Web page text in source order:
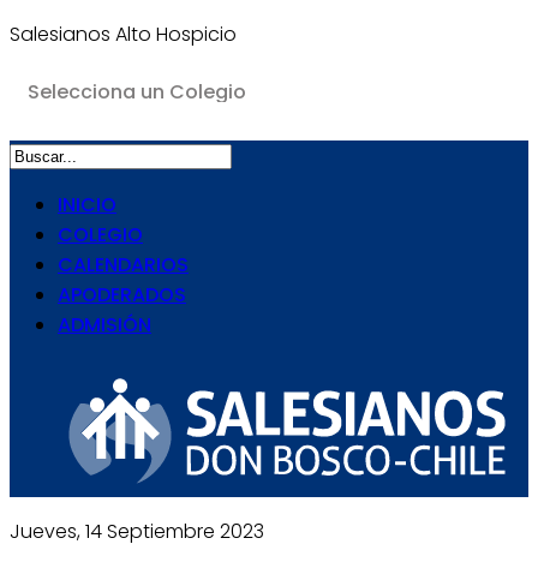
Salesianos Alto Hospicio
INICIO
COLEGIO
CALENDARIOS
APODERADOS
ADMISIÓN
Jueves, 14 Septiembre 2023